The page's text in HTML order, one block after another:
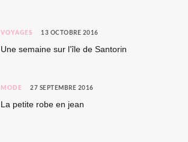
VOYAGES 13 OCTOBRE 2016
Une semaine sur l’île de Santorin
MODE 27 SEPTEMBRE 2016
La petite robe en jean